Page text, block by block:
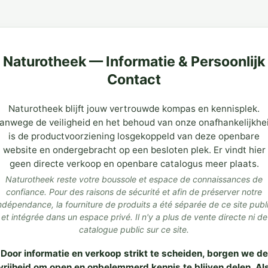
Naturotheek — Informatie & Persoonlijk
Contact
Naturotheek blijft jouw vertrouwde kompas en kennisplek.
de veiligheid en het behoud van onze
is de productvoorziening losgekoppeld van deze openbare
website en ondergebracht op een besloten plek. Er vindt hier
geen directe verkoop en openbare catalogus meer plaats.
Naturotheek reste votre boussole et espace de connaissances de
confiance. Pour des raisons de sécurité et afin de préserver notre
la fourniture de produits a été séparée de ce site
et intégrée dans un espace privé. Il n'y a plus de vente directe ni de
catalogue public sur ce site.
Door informatie en verkoop strikt te scheiden, borgen we de